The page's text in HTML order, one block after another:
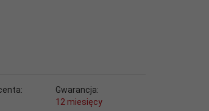
Gwarancja:
12 miesięcy